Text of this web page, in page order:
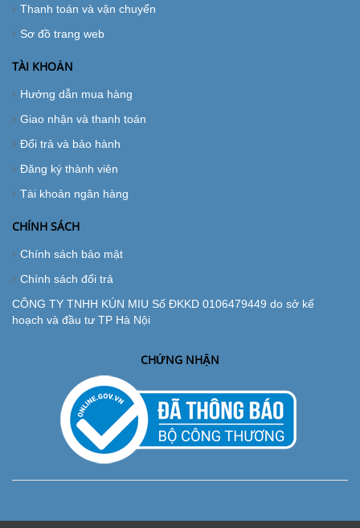
Thanh toán và vận chuyển
Sơ đồ trang web
TÀI KHOẢN
Hướng dẫn mua hàng
Giao nhận và thanh toán
Đổi trả và bảo hành
Đăng ký thành viên
Tài khoản ngân hàng
CHÍNH SÁCH
Chính sách bảo mật
Chính sách đổi trả
CÔNG TY TNHH KÚN MIU Số ĐKKD 0106479449 do sở kế
hoạch và đầu tư TP Hà Nội
CHỨNG NHẬN